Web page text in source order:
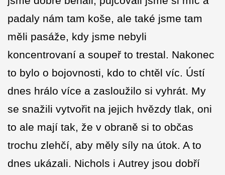
padaly nám tam koše, ale také jsme tam
měli pasáže, kdy jsme nebyli
koncentrovaní a soupeř to trestal. Nakonec
to bylo o bojovnosti, kdo to chtěl víc. Ústí
dnes hrálo více a zasloužilo si vyhrát. My
se snažili vytvořit na jejich hvězdy tlak, oni
to ale mají tak, že v obraně si to občas
trochu zlehčí, aby měly síly na útok. A to
dnes ukázali. Nichols i Autrey jsou dobří